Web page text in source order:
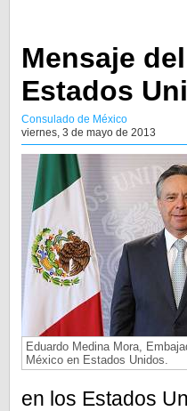
Mensaje
Estados
Consulado de México
viernes, 3 de mayo de 2013
Eduardo Medina Mora,
México en Estados Unidos.
en los Estados